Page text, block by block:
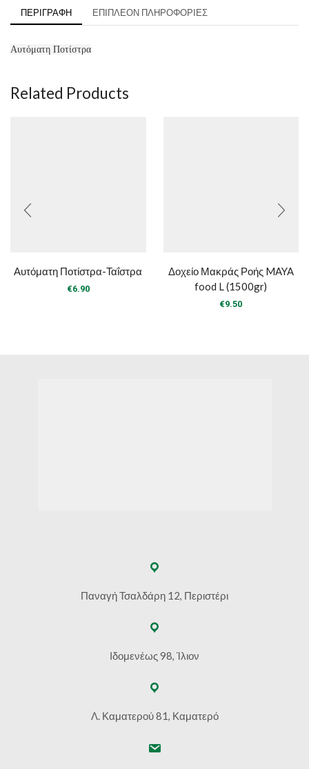
ΠΕΡΙΓΡΑΦΉ ΕΠΙΠΛΈΟΝ ΠΛΗΡΟΦΟΡΊΕΣ
Αυτόματη Ποτίστρα
Related Products
Αυτόματη Ποτίστρα-Ταΐστρα
€6.90
Δοχείο Μακράς Ροής MAYA
food L (1500gr)
€9.50
Παναγή Τσαλδάρη 12, Περιστέρι
Ιδομενέως 98, Ίλιον
Λ. Καματερού 81, Καματερό